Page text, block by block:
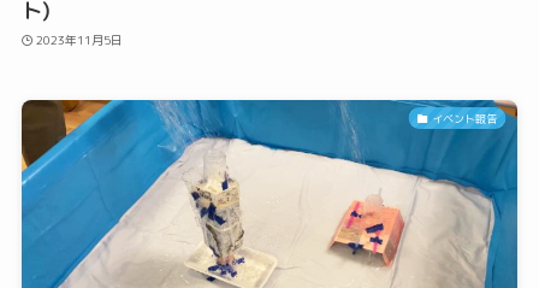
ト)
2023年11月5日
イベント報告